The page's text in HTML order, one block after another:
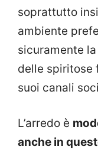
soprattutto
ambiente
sicuramente
delle spiritose
suoi canali
L’arredo è
anche in